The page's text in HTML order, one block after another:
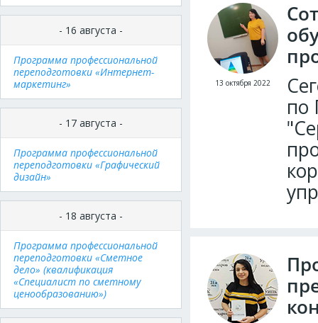
- 16 августа -
Программа профессиональной
переподготовки «Интернет-
маркетинг»
- 17 августа -
Программа профессиональной
переподготовки «Графический
дизайн»
- 18 августа -
Программа профессиональной
переподготовки «Сметное
дело» (квалификация
«Специалист по сметному
ценообразованию»)
по
13 октября 2022